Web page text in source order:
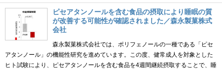
ピセアタンノールを含む食品の摂取により睡眠の質
が改善する可能性が確認されました／森永製菓株式
会社
森永製菓株式会社では、ポリフェノールの一種である「ピセ
アタンノール」の機能性研究を進めています。この度、健常成人を対象とした
ヒト試験により、ピセアタンノールを含む食品を4週間継続摂取することで、睡